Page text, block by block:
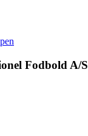
Fodbold A/S